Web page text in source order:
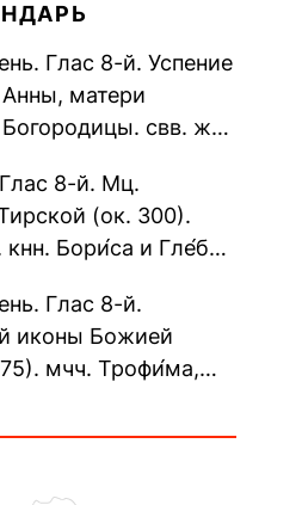
Глас 8-й. Успение
матери
свв. жен
девы,...
8-й. Мц.
(ок. 300).
кнн. Бори́са и Гле́ба,
Прп....
Глас 8-й.
иконы Божией
мчч. Трофи́ма,
прав.